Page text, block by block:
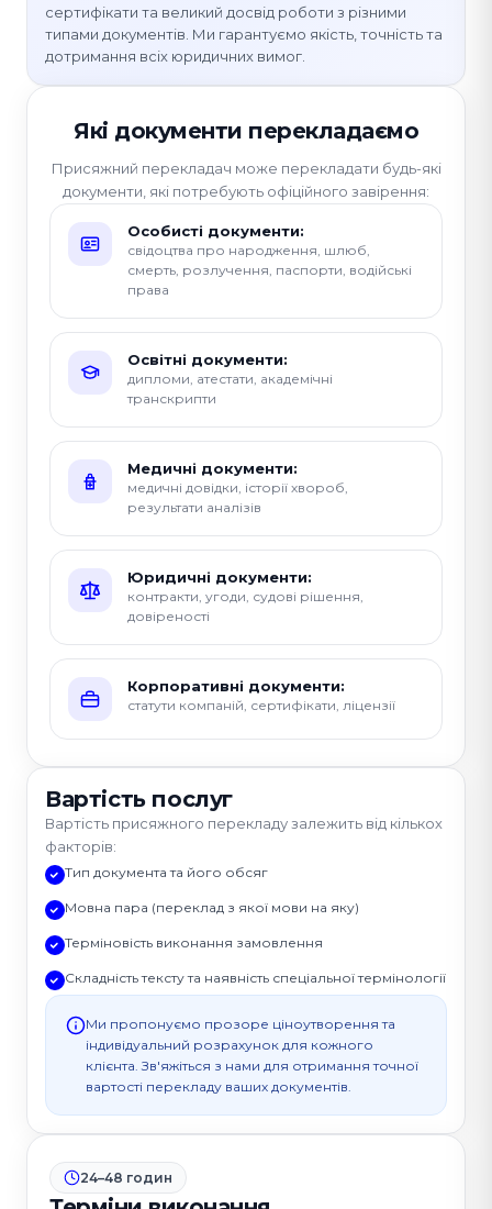
сертифікати та великий досвід роботи з різними
типами документів. Ми гарантуємо якість, точність та
дотримання всіх юридичних вимог.
Які документи перекладаємо
Присяжний перекладач може перекладати будь-які
документи, які потребують офіційного завірення:
Особисті документи:
свідоцтва про народження, шлюб,
смерть, розлучення, паспорти, водійські
права
Освітні документи:
дипломи, атестати, академічні
транскрипти
Медичні документи:
медичні довідки, історії хвороб,
результати аналізів
Юридичні документи:
контракти, угоди, судові рішення,
довіреності
Корпоративні документи:
статути компаній, сертифікати, ліцензії
Вартість послуг
Вартість присяжного перекладу залежить від кількох
факторів:
Тип документа та його обсяг
Мовна пара (переклад з якої мови на яку)
Терміновість виконання замовлення
Складність тексту та наявність спеціальної термінології
Ми пропонуємо прозоре ціноутворення та
індивідуальний розрахунок для кожного
клієнта. Зв'яжіться з нами для отримання точної
вартості перекладу ваших документів.
24–48 годин